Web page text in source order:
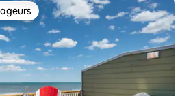
les plus appréciés